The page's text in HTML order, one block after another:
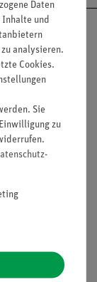
Service
& Schulungen
Daten
Inhalte und
analysieren.
Cookies.
Sie
zu